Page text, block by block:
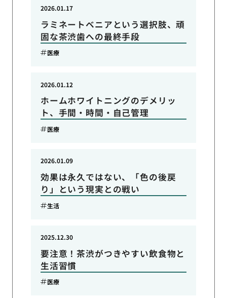
ラミネートベニアという選択肢、頑
固な茶渋歯への最終手段
2026.01.17
医療
ホームホワイトニングのデメリッ
ト、手間・時間・自己管理
2026.01.12
医療
効果は永久ではない、「色の後戻
り」という現実との戦い
2026.01.09
生活
要注意！茶渋がつきやすい飲食物と
生活習慣
2025.12.30
医療